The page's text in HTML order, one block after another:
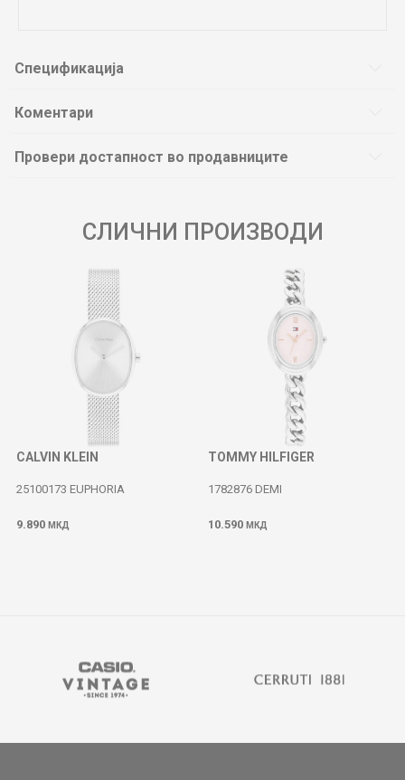
Спецификација
Коментари
Провери достапност во продавниците
СЛИЧНИ ПРОИЗВОДИ
CALVIN KLEIN
25100173 EUPHORIA
9.890 МКД
TOMMY HILFIGER
1782876 DEMI
10.590 МКД